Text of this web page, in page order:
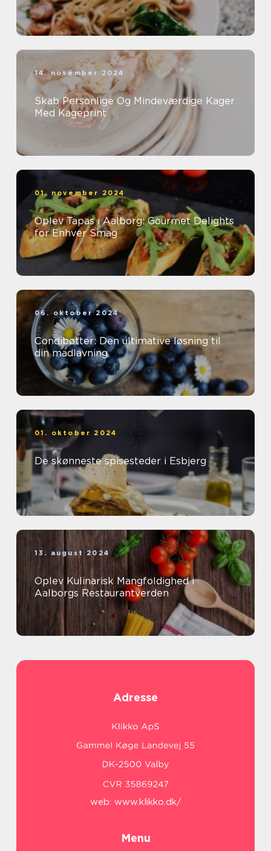
14. november 2024
Skab Personlige Og Mindeværdige Kager
Med Kageprint
01. november 2024
Oplev Tapas i Aalborg: Gourmet Delights
for Enhver Smag
06. oktober 2024
Condibøtter: Den ultimative løsning til
din madlavning
01. oktober 2024
De skønneste spisesteder i Esbjerg
13. august 2024
Oplev Kulinarisk Mangfoldighed i
Aalborgs Restaurantverden
Adresse
web: www.klikko.dk/
Menu